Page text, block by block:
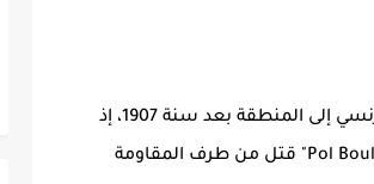
كمبولو، الاسم الذي حملته مدينة بنسليمان منذ دخول الاستعمار الفرنسي إلى المنطقة بعد سنة 1907، إذ
أسس الجنود الفرنسيون ثكنة حملت إسم ضابط فرنسي يدعى "Pol Boulhaut" قتل من طرف المقاومة